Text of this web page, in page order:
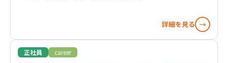
詳細を見る →
正社員 career